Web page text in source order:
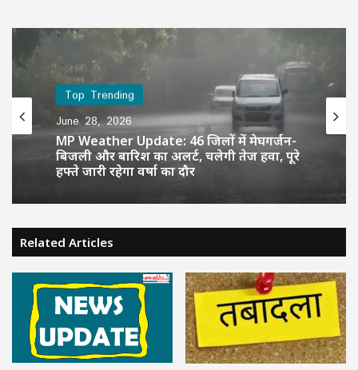
Top Trending
June 28, 2026
MP Weather Update: 46 जिलों में मेघगर्जन-
बिजली और बारिश का अलर्ट, चलेगी तेज हवा, पूरे
हफ्ते जारी रहेगा वर्षा का दौर
Related Articles